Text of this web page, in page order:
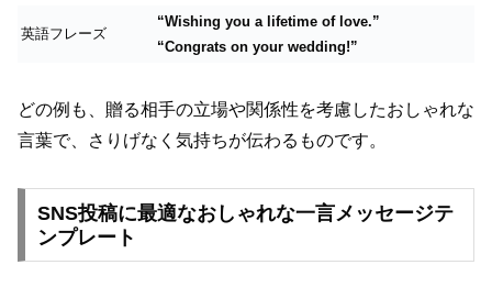
英語フレーズ
“Wishing you a lifetime of love.”
“Congrats on your wedding!”
どの例も、贈る相手の立場や関係性を考慮したおしゃれな
言葉で、さりげなく気持ちが伝わるものです。
SNS投稿に最適なおしゃれな一言メッセージテ
ンプレート